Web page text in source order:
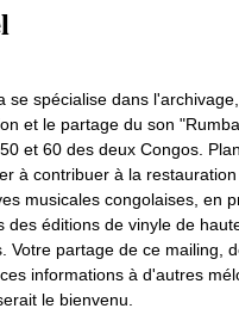
se spécialise dans
et le partage du son
et 60 des deux Congos.
à contribuer à la
musicales congolaises, en
des éditions de vinyle de
Votre partage de ce mailing,
informations à d'autres
le bienvenu.